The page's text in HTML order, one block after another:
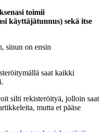
toimii
käyttäjätunnus) sekä itse
sinun on ensin
saat kaikki
silti rekisteröityä, jolloin saat
mutta et pääse